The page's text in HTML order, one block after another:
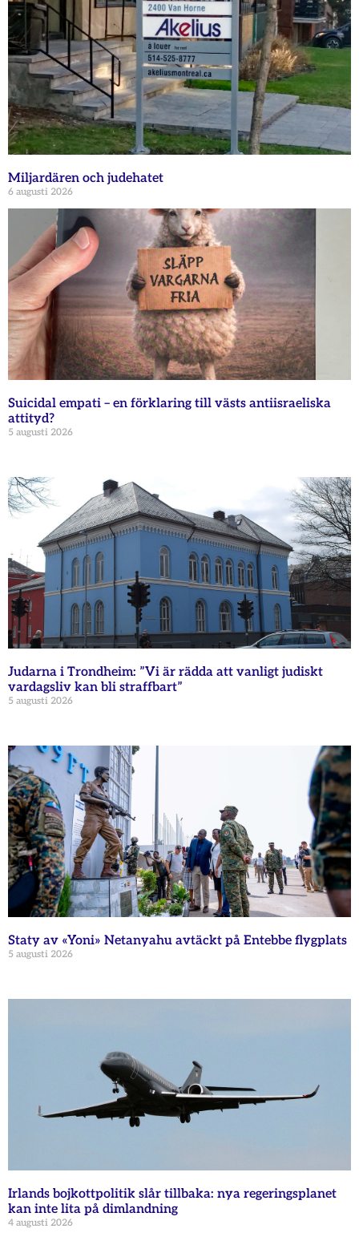
Miljardären och judehatet
6 augusti 2026
Suicidal empati – en förklaring till västs antiisraeliska
attityd?
5 augusti 2026
Judarna i Trondheim: ”Vi är rädda att vanligt judiskt
vardagsliv kan bli straffbart”
5 augusti 2026
Staty av «Yoni» Netanyahu avtäckt på Entebbe flygplats
5 augusti 2026
Irlands bojkottpolitik slår tillbaka: nya regeringsplanet
kan inte lita på dimlandning
4 augusti 2026